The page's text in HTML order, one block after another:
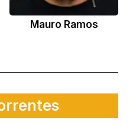
Mauro Ramos